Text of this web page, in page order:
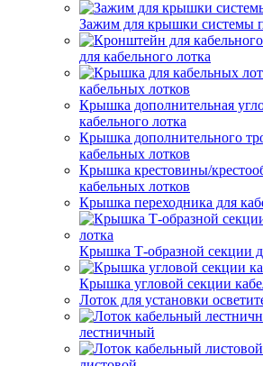
Зажим для крышки системы
для кабельного лотка
кабельных лотков
Крышка дополнительная
кабельного лотка
Крышка дополнительного
кабельных лотков
Крышка крестовины/
кабельных лотков
Крышка переходника для
Крышка Т-образной секции
Крышка угловой секции
Лоток для установки
лестничный